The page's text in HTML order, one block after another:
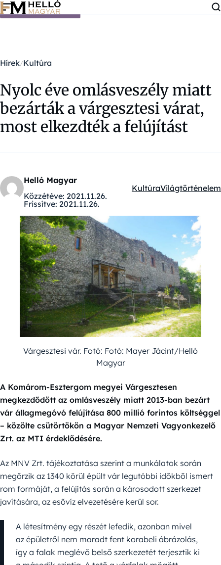
Ugrás a tartalomra
Hírek Kultúra
Nyolc éve omlásveszély miatt
bezárták a várgesztesi várat,
most elkezdték a felújítást
Helló Magyar
Közzétéve: 2021.11.26.
Frissítve: 2021.11.26.
Kategóriák:
KultúraVilágtörténelem
Várgesztesi vár. Fotó: Fotó: Mayer Jácint/Helló
Magyar
A Komárom-Esztergom megyei Várgesztesen
megkezdődött az omlásveszély miatt 2013-ban bezárt
vár állagmegóvó felújítása 800 millió forintos költséggel
– közölte csütörtökön a Magyar Nemzeti Vagyonkezelő
Zrt. az MTI érdeklődésére.
Az MNV Zrt. tájékoztatása szerint a munkálatok során
megőrzik az 1340 körül épült vár legutóbbi időkből ismert
rom formáját, a felújítás során a károsodott szerkezet
javítására, az esővíz elvezetésére kerül sor.
A létesítmény egy részét lefedik, azonban mivel
az épületről nem maradt fent korabeli ábrázolás,
így a falak meglévő belső szerkezetét terjesztik ki